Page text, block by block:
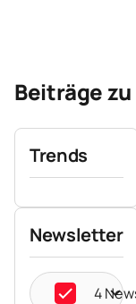
Beiträge
Trends
Newsletter
4